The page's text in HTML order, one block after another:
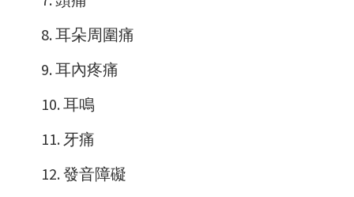
耳朵周圍痛
耳內疼痛
耳鳴
牙痛
發音障礙